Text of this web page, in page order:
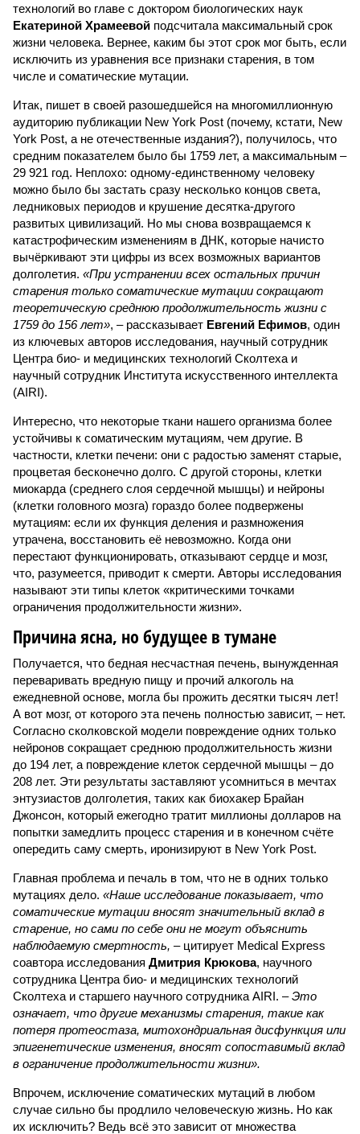
технологий во главе с доктором биологических наук
Екатериной Храмеевой подсчитала максимальный срок
жизни человека. Вернее, каким бы этот срок мог быть, если
исключить из уравнения все признаки старения, в том
числе и соматические мутации.
Итак, пишет в своей разошедшейся на многомиллионную
аудиторию публикации New York Post (почему, кстати, New
York Post, а не отечественные издания?), получилось, что
средним показателем было бы 1759 лет, а максимальным –
29 921 год. Неплохо: одному-единственному человеку
можно было бы застать сразу несколько концов света,
ледниковых периодов и крушение десятка-другого
развитых цивилизаций. Но мы снова возвращаемся к
катастрофическим изменениям в ДНК, которые начисто
вычёркивают эти цифры из всех возможных вариантов
долголетия. «При устранении всех остальных причин
старения только соматические мутации сокращают
теоретическую среднюю продолжительность жизни с
1759 до 156 лет», – рассказывает Евгений Ефимов, один
из ключевых авторов исследования, научный сотрудник
Центра био- и медицинских технологий Сколтеха и
научный сотрудник Института искусственного интеллекта
(AIRI).
Интересно, что некоторые ткани нашего организма более
устойчивы к соматическим мутациям, чем другие. В
частности, клетки печени: они с радостью заменят старые,
процветая бесконечно долго. С другой стороны, клетки
миокарда (среднего слоя сердечной мышцы) и нейроны
(клетки головного мозга) гораздо более подвержены
мутациям: если их функция деления и размножения
утрачена, восстановить её невозможно. Когда они
перестают функционировать, отказывают сердце и мозг,
что, разумеется, приводит к смерти. Авторы исследования
называют эти типы клеток «критическими точками
ограничения продолжительности жизни».
Причина ясна, но будущее в тумане
Получается, что бедная несчастная печень, вынужденная
переваривать вредную пищу и прочий алкоголь на
ежедневной основе, могла бы прожить десятки тысяч лет!
А вот мозг, от которого эта печень полностью зависит, – нет.
Согласно сколковской модели повреждение одних только
нейронов сокращает среднюю продолжительность жизни
до 194 лет, а повреждение клеток сердечной мышцы – до
208 лет. Эти результаты заставляют усомниться в мечтах
энтузиастов долголетия, таких как биохакер Брайан
Джонсон, который ежегодно тратит миллионы долларов на
попытки замедлить процесс старения и в конечном счёте
опередить саму смерть, иронизируют в New York Post.
Главная проблема и печаль в том, что не в одних только
мутациях дело. «Наше исследование показывает, что
соматические мутации вносят значительный вклад в
старение, но сами по себе они не могут объяснить
наблюдаемую смертность, –цитирует Medical Express
соавтора исследования Дмитрия Крюкова, научного
сотрудника Центра био- и медицинских технологий
Сколтеха и старшего научного сотрудника AIRI. –Это
означает, что другие механизмы старения, такие как
потеря протеостаза, митохондриальная дисфункция или
эпигенетические изменения, вносят сопоставимый вклад
в ограничение продолжительности жизни».
Впрочем, исключение соматических мутаций в любом
случае сильно бы продлило человеческую жизнь. Но как
их исключить? Ведь всё это зависит от множества